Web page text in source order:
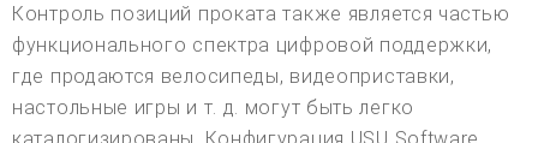
Контроль позиций проката также является частью
функционального спектра цифровой поддержки,
где продаются велосипеды, видеоприставки,
настольные игры и т. д. могут быть легко